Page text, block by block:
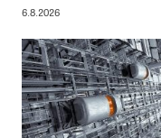
6.8.2026